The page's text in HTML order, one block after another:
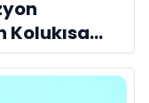
Kolukısa